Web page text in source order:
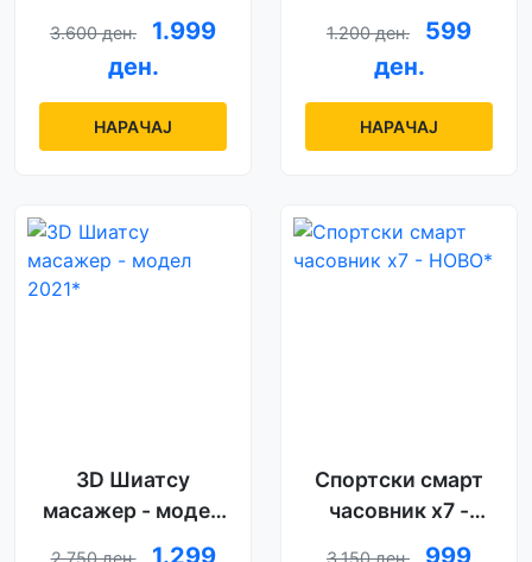
3.600 ден.
1.999
ден.
НАРАЧАЈ
1.200 ден.
599
ден.
НАРАЧАЈ
3D Шиатсу
масажер - модел
2021*
Спортски смарт
часовник x7 -
НОВО*